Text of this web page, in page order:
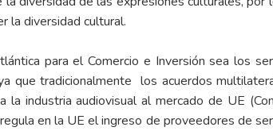
la diversidad cultural.
para el Comercio e Inversión sea los
que tradicionalmente los acuerdos
industria audiovisual al mercado de UE
en la UE el ingreso de proveedores de